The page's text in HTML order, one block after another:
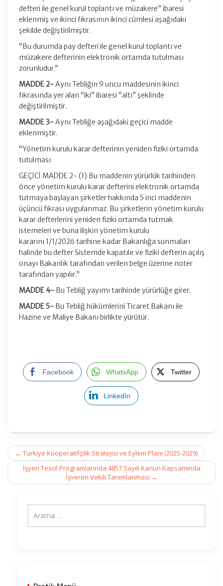
defteri ile genel kurul toplantı ve müzakere” ibaresi
eklenmiş ve ikinci fıkrasının ikinci cümlesi aşağıdaki
şekilde değiştirilmiştir.
“Bu durumda pay defteri ile genel kurul toplantı ve
müzakere defterinin elektronik ortamda tutulması
zorunludur.”
MADDE 2-Aynı Tebliğin 9 uncu maddesinin ikinci
fıkrasında yer alan “iki” ibaresi “altı” şeklinde
değiştirilmiştir.
MADDE 3-Aynı Tebliğe aşağıdaki geçici madde
eklenmiştir.
“Yönetim kurulu karar defterinin yeniden fiziki ortamda
tutulması
GEÇİCİ MADDE 2- (1) Bu maddenin yürürlük tarihinden
önce yönetim kurulu karar defterini elektronik ortamda
tutmaya başlayan şirketler hakkında 5 inci maddenin
üçüncü fıkrası uygulanmaz. Bu şirketlerin yönetim kurulu
karar defterlerini yeniden fiziki ortamda tutmak
istemeleri ve buna ilişkin yönetim kurulu
kararını 1/1/2026 tarihine kadar Bakanlığa sunmaları
halinde bu defter Sistemde kapatılır ve fiziki defterin açılış
onayı Bakanlık tarafından verilen belge üzerine noter
tarafından yapılır.”
MADDE 4- Bu Tebliğ yayımı tarihinde yürürlüğe girer.
MADDE 5- Bu Tebliğ hükümlerini Ticaret Bakanı ile
Hazine ve Maliye Bakanı birlikte yürütür.
Facebook WhatsApp Twitter
LinkedIn
Post
navigation
← Türkiye Kooperatifçilik Stratejisi ve Eylem Planı (2025-2029)
İşyeri Tescil Programlarında 4857 Sayılı Kanun Kapsamında
İşveren Vekili Tanımlanması →